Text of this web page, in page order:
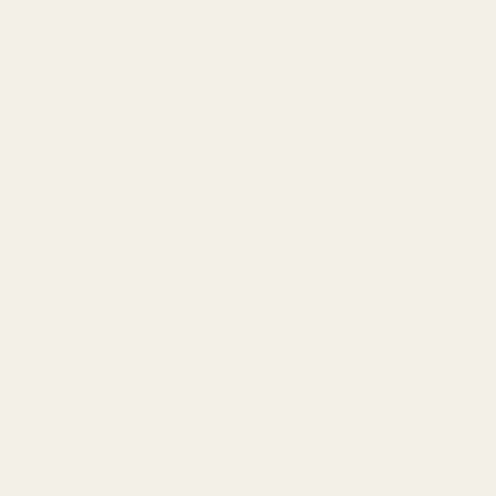
i Ljungby, Hylte eller Halmstad m.fl.